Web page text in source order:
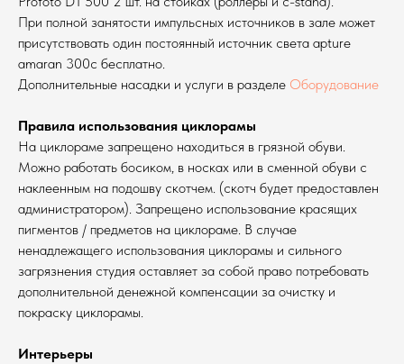
При полной занятости импульсных источников в зале может
присутствовать один постоянный источник света apture
amaran 300c бесплатно.
Дополнительные насадки и услуги в разделе Оборудование
Правила использования циклорамы
На циклораме запрещено находиться в грязной обуви.
Можно работать босиком, в носках или в сменной обуви с
наклеенным на подошву скотчем. (скотч будет предоставлен
администратором). Запрещено использование красящих
пигментов / предметов на циклораме. В случае
ненадлежащего использования циклорамы и сильного
загрязнения студия оставляет за собой право потребовать
дополнительной денежной компенсации за очистку и
покраску циклорамы.
Интерьеры